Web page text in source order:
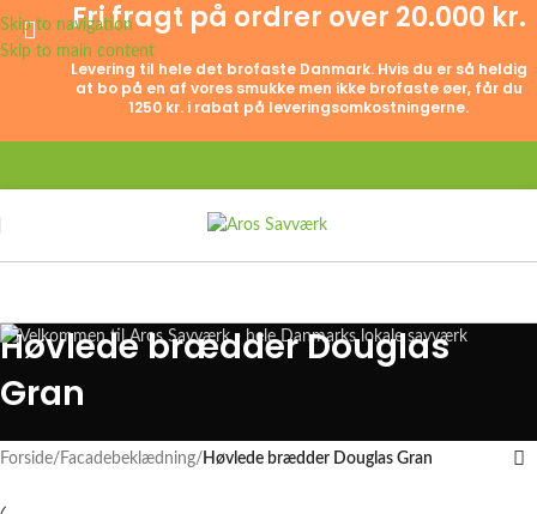
Skip to navigation
Skip to main content
Fri fragt på ordrer over 20.000 kr.
Levering til hele det brofaste Danmark. Hvis du er så heldig
at bo på en af vores smukke men ikke brofaste øer, får du
1250 kr. i rabat på leveringsomkostningerne.
Høvlede brædder Douglas
Gran
Forside/ Facadebeklædning/ Høvlede brædder Douglas Gran